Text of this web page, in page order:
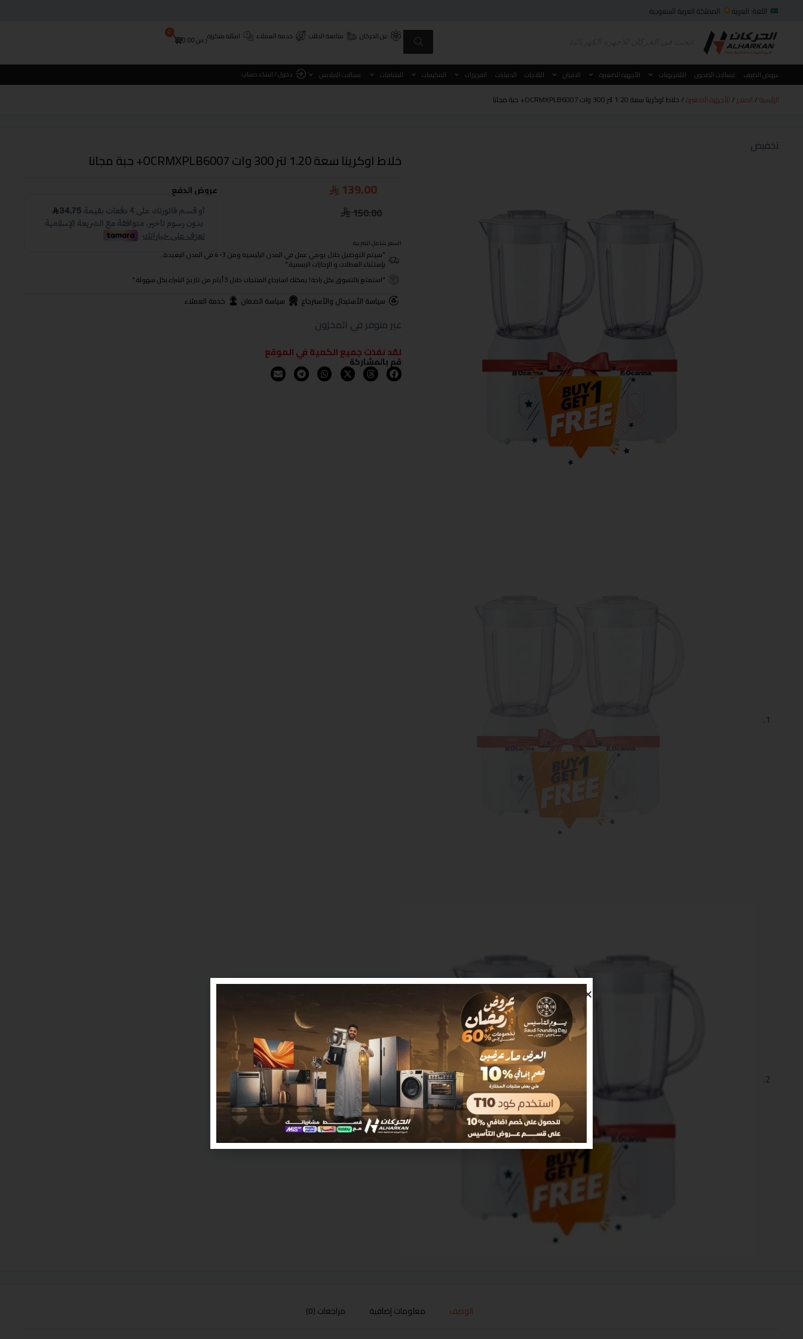
اللغة: العربية المملكة العربية السعودية
عن الحركان متابعة الطلب خدمة العملاء اسئلة متكررةر.س0.00
0
عروض الصيف غسالات الصحون التلفزيونات الأجهزة الصغيرة الافران الثلاجات الدفايات الفريزرات المكيفات النشافات غسالات الملابس دخول / انشاء حساب
الرئيسية/ المتجر / الأجهزة الصغيرة/ خلاط اوكرينا سعة 1.20 لتر 300 وات OCRMXPLB6007+ حبة مجانا
تخفيض
خلاط اوكرينا سعة 1.20 لتر 300 وات OCRMXPLB6007+ حبة مجانا
150.00
139.00
السعر شامل الضريبة
عروض الدفع
"سيتم التوصيل خلال يومي عمل في المدن الرئيسية ومن 3- 4 في المدن البعيدة.
بإستثناء العطلات و الإجازات الرسمية."
"استمتع بالتسوق بكل راحة! يمكنك استرجاع المنتجات خلال 3 أيام من تاريخ الشراء بكل سهولة."
سياسة الأستبدال والأسترجاع سياسة الضمان خدمة العملاء
غير متوفر في المخزون
لقد نفذت جميع الكمية في الموقع
قم بالمشاركة
الوصف معلومات إضافية مراجعات (0)